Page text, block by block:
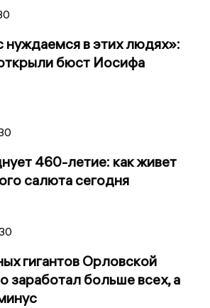
в этих людях»:
бюст Иосифа
460-летие: как живет
салюта сегодня
гигантов Орловской
заработал больше всех, а